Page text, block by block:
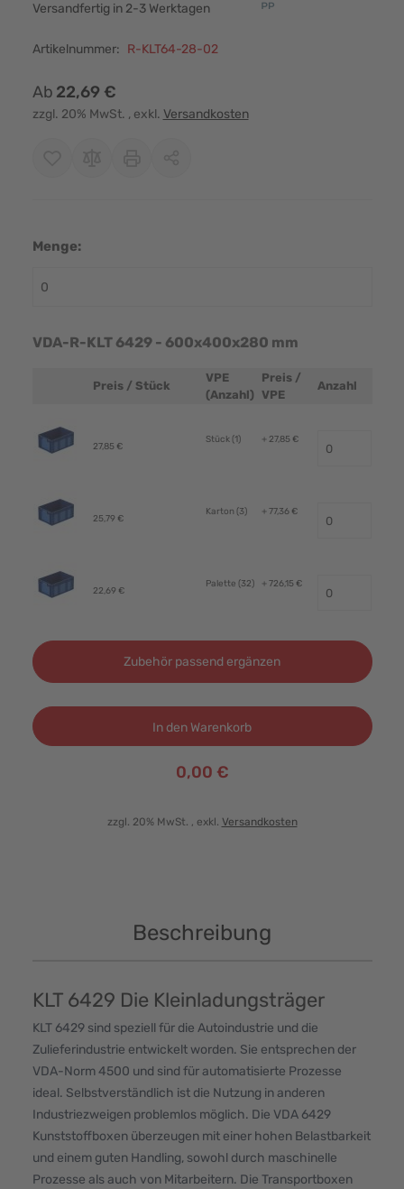
Versandfertig in 2-3 Werktagen
Artikelnummer: R-KLT64-28-02
Ab 22,69 €
zzgl. 20% MwSt. , exkl. Versandkosten
Menge:
VDA-R-KLT 6429 - 600x400x280 mm
Produktbild
Preis / Stück
VPE
(Anzahl)
Preis /
VPE
Anzahl
27,85 €
Stück (1) + 27,85 €
25,79 €
Karton (3) + 77,36 €
22,69 €
Palette (32) + 726,15 €
Zubehör passend ergänzen
In den Warenkorb
0,00 €
zzgl. 20% MwSt. , exkl. Versandkosten
Beschreibung
KLT 6429 Die Kleinladungsträger
KLT 6429 sind speziell für die Autoindustrie und die
Zulieferindustrie entwickelt worden. Sie entsprechen der
VDA-Norm 4500 und sind für automatisierte Prozesse
ideal. Selbstverständlich ist die Nutzung in anderen
Industriezweigen problemlos möglich. Die VDA 6429
Kunststoffboxen überzeugen mit einer hohen Belastbarkeit
und einem guten Handling, sowohl durch maschinelle
Prozesse als auch von Mitarbeitern. Die Transportboxen